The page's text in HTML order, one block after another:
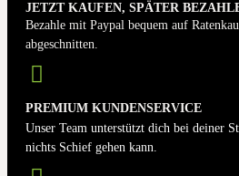
JETZT KAUFEN, SPÄTER
Bezahle mit Paypal bequem auf
abgeschnitten.
PREMIUM KUNDENSERVICE
Unser Team unterstützt dich bei deiner
nichts Schief gehen kann.